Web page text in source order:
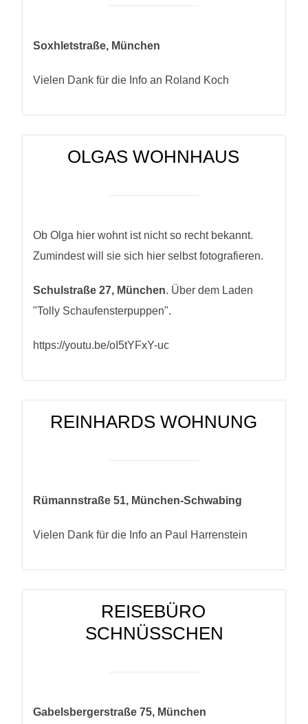
Soxhletstraße, München
Vielen Dank für die Info an Roland Koch
OLGAS WOHNHAUS
Ob Olga hier wohnt ist nicht so recht bekannt.
Zumindest will sie sich hier selbst fotografieren.
Schulstraße 27, München. Über dem Laden
"Tolly Schaufensterpuppen".
https://youtu.be/oI5tYFxY-uc
REINHARDS WOHNUNG
Rümannstraße 51, München-Schwabing
Vielen Dank für die Info an Paul Harrenstein
REISEBÜRO
SCHNÜSSCHEN
Gabelsbergerstraße 75, München